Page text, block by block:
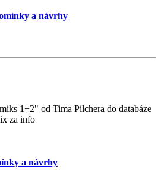
a návrhy
1+2" od Tima Pilchera do databáze
za info
a návrhy